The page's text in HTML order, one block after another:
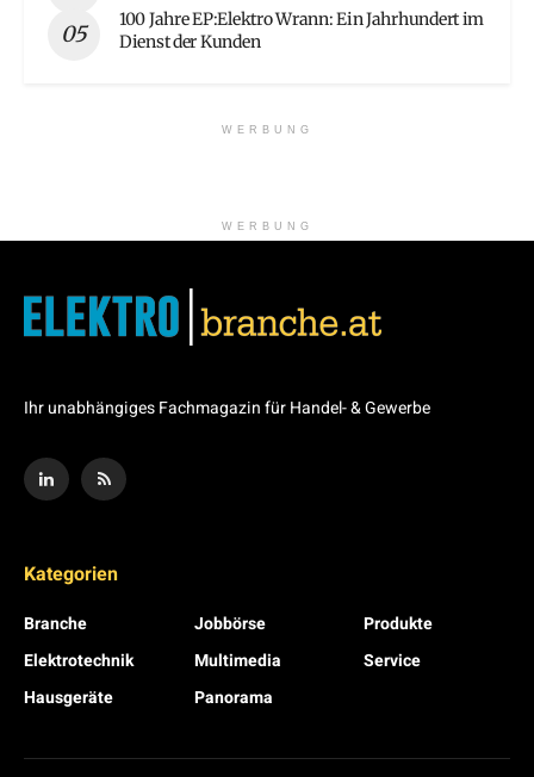
100 Jahre EP:Elektro Wrann: Ein Jahrhundert im
Dienst der Kunden
WERBUNG
WERBUNG
Ihr unabhängiges Fachmagazin für Handel- & Gewerbe
Kategorien
Branche
Elektrotechnik
Hausgeräte
Jobbörse
Multimedia
Panorama
Produkte
Service